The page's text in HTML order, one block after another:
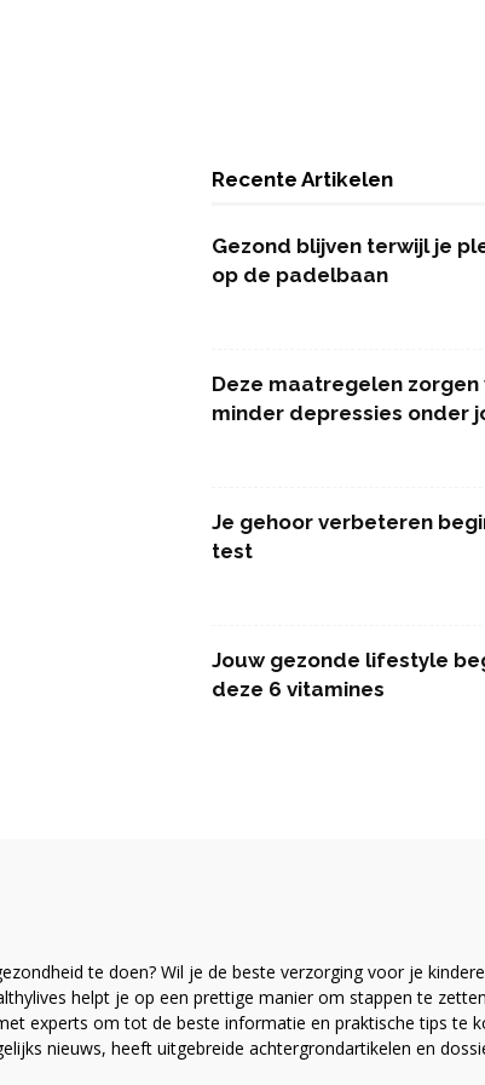
Recente Artikelen
Gezond blijven terwijl je
op de padelbaan
Deze maatregelen zorgen
minder depressies onder
Je gehoor verbeteren
test
Jouw gezonde lifestyle
deze 6 vitamines
te doen? Wil je de beste verzorging voor je
helpt je op een prettige manier om stappen te
experts om tot de beste informatie en praktische tips te
nieuws, heeft uitgebreide achtergrondartikelen en